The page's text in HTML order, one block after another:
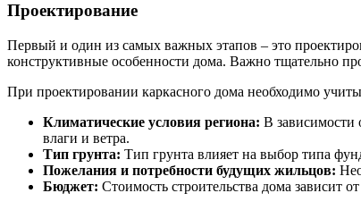
Проектирование
Первый и один из самых важных этапов – это
конструктивные особенности дома. Важно тщательно
При проектировании каркасного дома необходимо
Климатические условия региона: В зависимости
влаги и ветра.
Тип грунта: Тип грунта влияет на выбор типа
Пожелания и потребности будущих жильцов:
Бюджет: Стоимость строительства дома зависит